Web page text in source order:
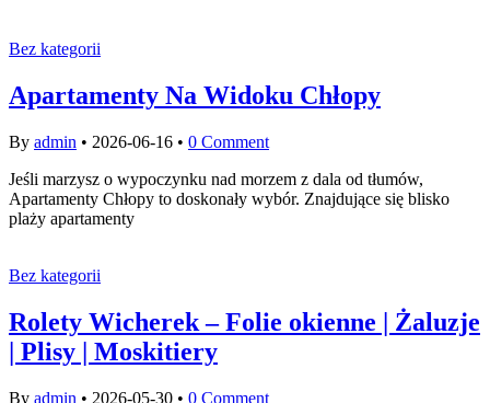
Bez kategorii
Apartamenty Na Widoku Chłopy
By admin • 2026-06-16 • 0 Comment
Jeśli marzysz o wypoczynku nad morzem z dala od tłumów,
Apartamenty Chłopy to doskonały wybór. Znajdujące się blisko
plaży apartamenty
Bez kategorii
Rolety Wicherek – Folie okienne | Żaluzje
| Plisy | Moskitiery
By admin • 2026-05-30 • 0 Comment